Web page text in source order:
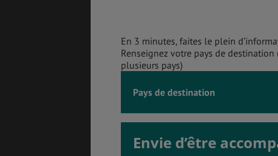
En 3 minutes, faites le plein
Renseignez votre pays de
plusieurs pays)
Pays de destination
Envie d’être